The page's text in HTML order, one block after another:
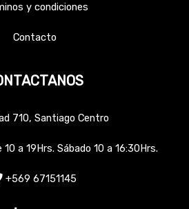
y condiciones
Contacto
710, Santiago Centro
a 19Hrs. Sábado 10 a 16:30Hrs.
+569 67151145